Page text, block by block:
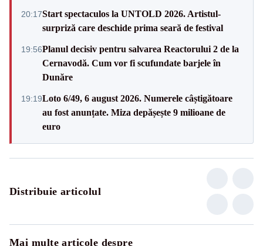
20:17Start spectaculos la UNTOLD 2026. Artistul-
surpriză care deschide prima seară de festival
19:56Planul decisiv pentru salvarea Reactorului 2 de la
Cernavodă. Cum vor fi scufundate barjele în
Dunăre
19:19Loto 6/49, 6 august 2026. Numerele câștigătoare
au fost anunțate. Miza depășește 9 milioane de
euro
Distribuie articolul
Mai multe articole despre